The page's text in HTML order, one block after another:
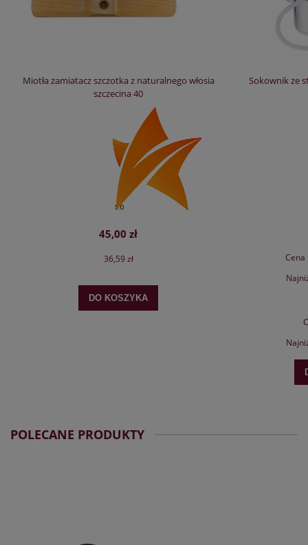
Miotła zamiatacz szczotka z naturalnego włosia
szczecina 40
5.0
45,00 zł
36,59 zł
DO KOSZYKA
Sokownik ze
POLECANE PRODUKTY